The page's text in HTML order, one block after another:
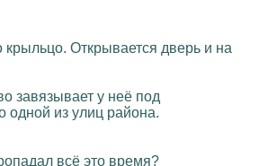
Открывается дверь и на
завязывает у неё под
одной из улиц района.
всё это время?